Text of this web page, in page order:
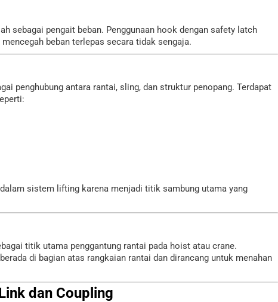
sebagai pengait beban. Penggunaan hook dengan safety latch
beban terlepas secara tidak sengaja.
penghubung antara rantai, sling, dan struktur penopang. Terdapat
sistem lifting karena menjadi titik sambung utama yang
titik utama penggantung rantai pada hoist atau crane.
di bagian atas rangkaian rantai dan dirancang untuk menahan
dan Coupling